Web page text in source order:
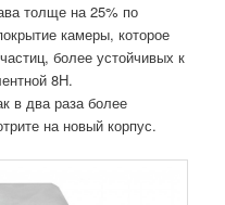
толще на 25% по
камеры, которое
более устойчивых к
8H.
в два раза более
на новый корпус.